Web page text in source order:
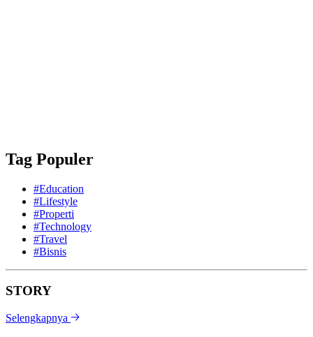
Tag Populer
#Education
#Lifestyle
#Properti
#Technology
#Travel
#Bisnis
STORY
Selengkapnya